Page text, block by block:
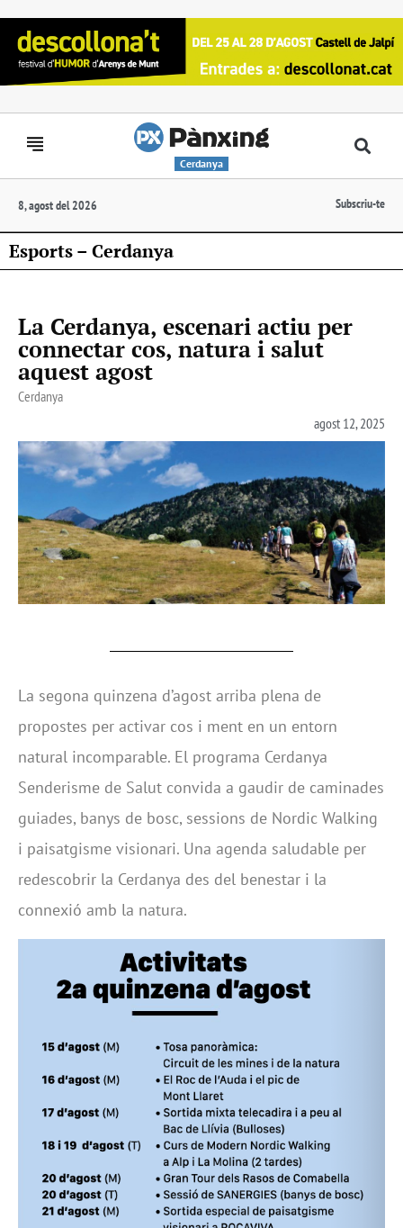
Cerdanya
8, agost del 2026 Subscriu-te
Esports – Cerdanya
La Cerdanya, escenari actiu per
connectar cos, natura i salut
aquest agost
Cerdanya
agost 12, 2025
La segona quinzena d’agost arriba plena de
propostes per activar cos i ment en un entorn
natural incomparable. El programa Cerdanya
Senderisme de Salut convida a gaudir de caminades
guiades, banys de bosc, sessions de Nordic Walking
i paisatgisme visionari. Una agenda saludable per
redescobrir la Cerdanya des del benestar i la
connexió amb la natura.